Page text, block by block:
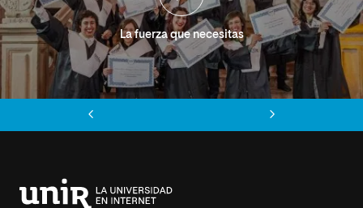
La fuerza que necesitas